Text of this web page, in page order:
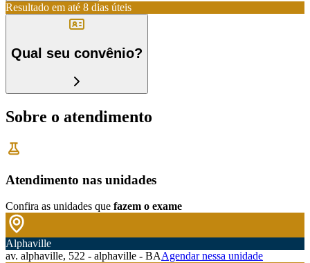
Resultado em até 8 dias úteis
Qual seu convênio?
Sobre o atendimento
Atendimento nas unidades
Confira as unidades que fazem o exame
Alphaville
av. alphaville, 522 - alphaville - BAAgendar nessa unidade